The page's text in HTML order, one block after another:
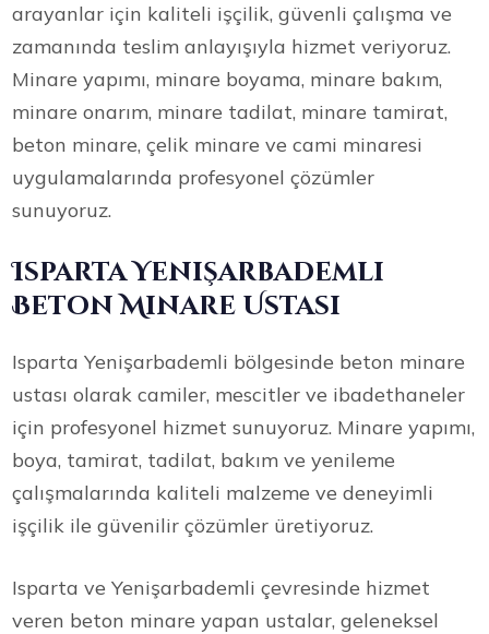
arayanlar için kaliteli işçilik, güvenli çalışma ve
zamanında teslim anlayışıyla hizmet veriyoruz.
Minare yapımı, minare boyama, minare bakım,
minare onarım, minare tadilat, minare tamirat,
beton minare, çelik minare ve cami minaresi
uygulamalarında profesyonel çözümler
sunuyoruz.
Isparta Yenişarbademli
Beton Minare Ustası
Isparta Yenişarbademli bölgesinde beton minare
ustası olarak camiler, mescitler ve ibadethaneler
için profesyonel hizmet sunuyoruz. Minare yapımı,
boya, tamirat, tadilat, bakım ve yenileme
çalışmalarında kaliteli malzeme ve deneyimli
işçilik ile güvenilir çözümler üretiyoruz.
Isparta ve Yenişarbademli çevresinde hizmet
veren beton minare yapan ustalar, geleneksel